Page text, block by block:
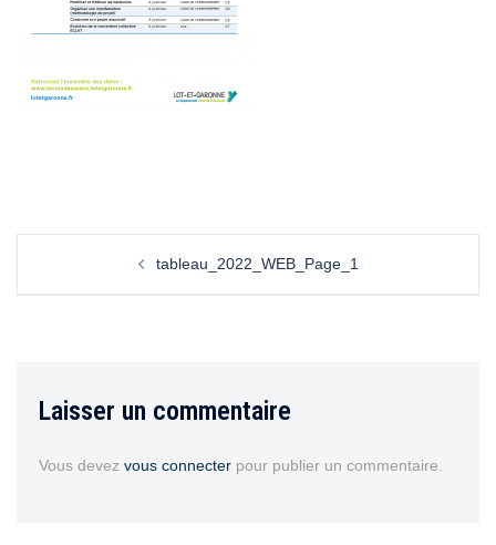
tableau_2022_WEB_Page_1
Laisser un commentaire
Vous devez vous connecter pour publier un commentaire.